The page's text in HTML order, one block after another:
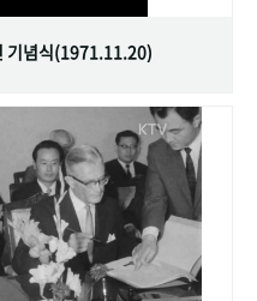
기념식(1971.11.20)